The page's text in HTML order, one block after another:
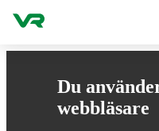
Du
webbläsare
Gå till innehållet